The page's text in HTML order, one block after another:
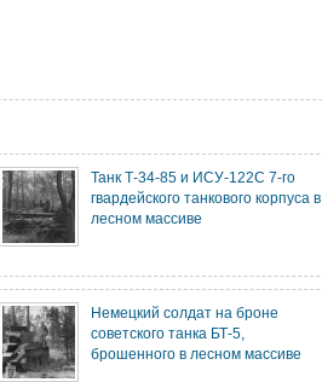
Танк Т-34-85 и ИСУ-122С 7-го
гвардейского танкового корпуса в
лесном массиве
Немецкий солдат на броне
советского танка БТ-5,
брошенного в лесном массиве